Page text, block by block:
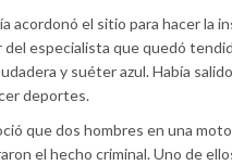
acordonó el sitio para hacer la
del especialista que quedó
y suéter azul. Había
deportes.
que dos hombres en una
el hecho criminal. Uno de